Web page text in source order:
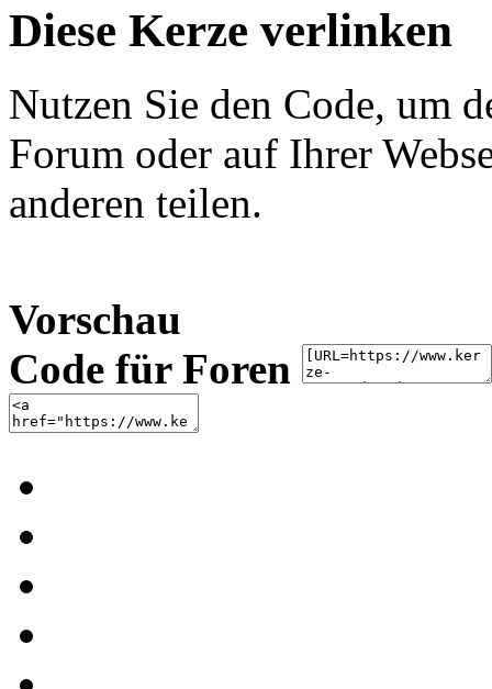
Diese Kerze verlinken
Nutzen Sie den Code, um
Forum oder auf Ihrer
anderen teilen.
Vorschau
Code für Foren